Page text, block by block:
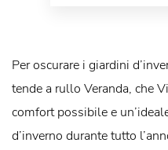
Per oscurare i giardini
tende a rullo Veranda, che
comfort possibile e
d’inverno durante tutto